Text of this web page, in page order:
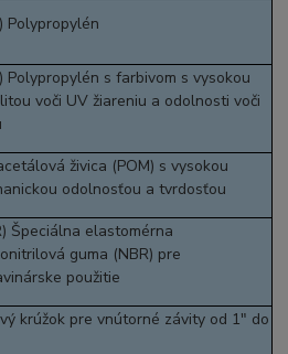
Polypropylén
Polypropylén s farbivom s vysokou
voči UV žiareniu a odolnosti voči
živica (POM) s vysokou
odolnosťou a tvrdosťou
Špeciálna elastomérna
guma (NBR) pre
použitie
krúžok pre vnútorné závity od 1" do